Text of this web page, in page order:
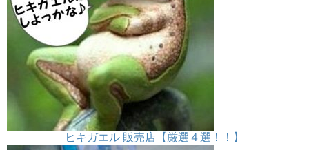
ヒキガエル 販売店【厳選４選！！】